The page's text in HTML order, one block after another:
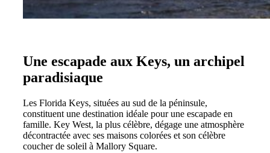
Une escapade aux Keys, un archipel
paradisiaque
Les Florida Keys, situées au sud de la péninsule,
constituent une destination idéale pour une escapade en
famille. Key West, la plus célèbre, dégage une atmosphère
décontractée avec ses maisons colorées et son célèbre
coucher de soleil à Mallory Square.